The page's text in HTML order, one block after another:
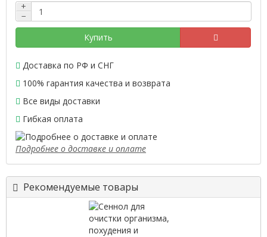
+
−
Купить
Доставка по РФ и СНГ
100% гарантия качества и возврата
Все виды доставки
Гибкая оплата
Подробнее о доставке и оплате
Рекомендуемые товары